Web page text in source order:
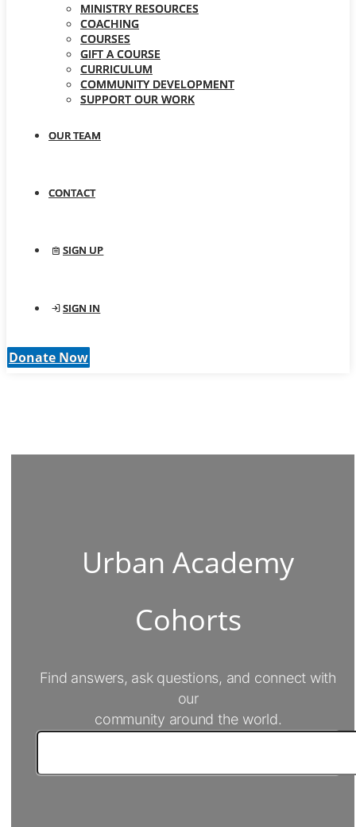
MINISTRY RESOURCES
COACHING
COURSES
GIFT A COURSE
CURRICULUM
COMMUNITY DEVELOPMENT
SUPPORT OUR WORK
OUR TEAM
CONTACT
SIGN UP
SIGN IN
Donate Now
Urban Academy
Cohorts
Find answers, ask questions, and connect with
our
community around the world.